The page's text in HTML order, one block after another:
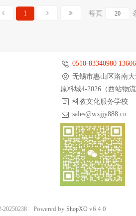
1 每页
0510-83340980
无锡市惠山区洛南
原料城4-2026（西站物流
科教文化服务学校
sales@wxjjy888.cn
Powered by ShopXOv6.4.0